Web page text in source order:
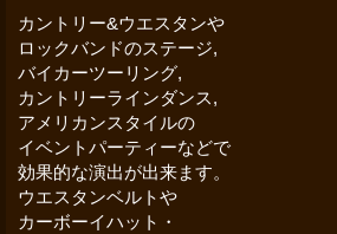
カントリー&ウエスタンや
ロックバンドのステージ,
バイカーツーリング,
カントリーラインダンス,
アメリカンスタイルの
イベントパーティーなどで
効果的な演出が出来ます。
ウエスタンベルトや
カーボーイハット・